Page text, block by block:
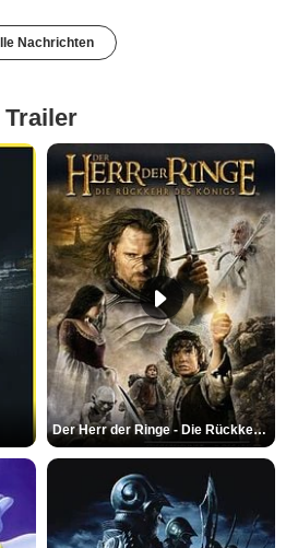
Nachrichten
Trailer
Der Herr der Ringe - Die Rückkehr des Königs Trailer OV